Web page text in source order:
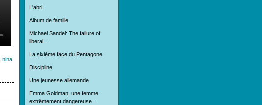
L'abri
Album de famille
Michael Sandel: The failure of
liberal...
La sixième face du Pentagone
Discipline
Une jeunesse allemande
Emma Goldman, une femme
extrêmement dangereuse...
nina